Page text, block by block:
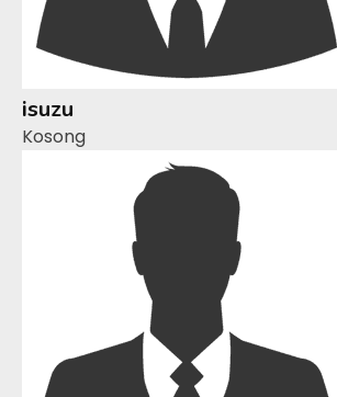
isuzu
Kosong